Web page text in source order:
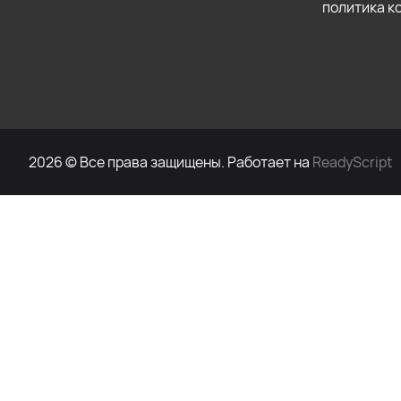
политика
2026 © Все права защищены. Работает на ReadyScript